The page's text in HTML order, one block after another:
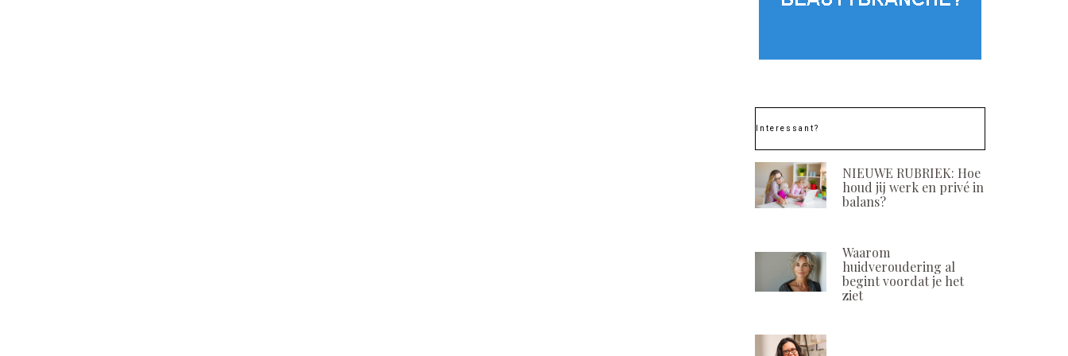
Interessant?
NIEUWE RUBRIEK: Hoe
houd jij werk en privé in
balans?
Waarom
huidveroudering al
begint voordat je het
ziet